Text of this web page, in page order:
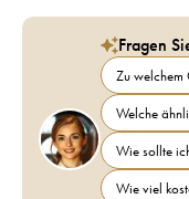
Fragen
Zu welchem
Welche
Wie sollte
Wie viel